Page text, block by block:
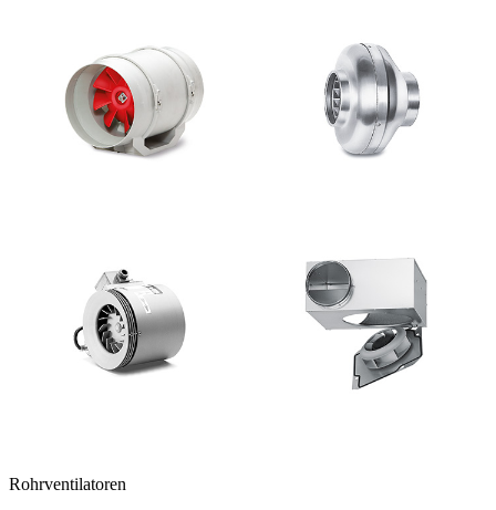
Rohrventilatoren